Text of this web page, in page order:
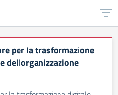
per la trasformazione
dellorganizzazione